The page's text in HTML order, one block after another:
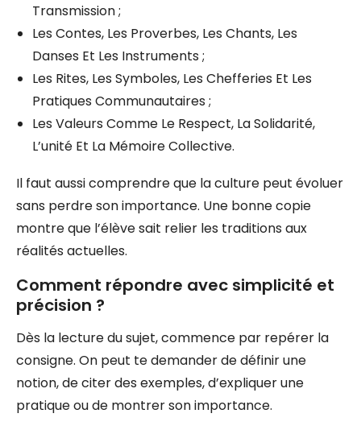
Transmission ;
Les Contes, Les Proverbes, Les Chants, Les
Danses Et Les Instruments ;
Les Rites, Les Symboles, Les Chefferies Et Les
Pratiques Communautaires ;
Les Valeurs Comme Le Respect, La Solidarité,
L’unité Et La Mémoire Collective.
Il faut aussi comprendre que la culture peut évoluer
sans perdre son importance. Une bonne copie
montre que l’élève sait relier les traditions aux
réalités actuelles.
Comment répondre avec simplicité et
précision ?
Dès la lecture du sujet, commence par repérer la
consigne. On peut te demander de définir une
notion, de citer des exemples, d’expliquer une
pratique ou de montrer son importance.